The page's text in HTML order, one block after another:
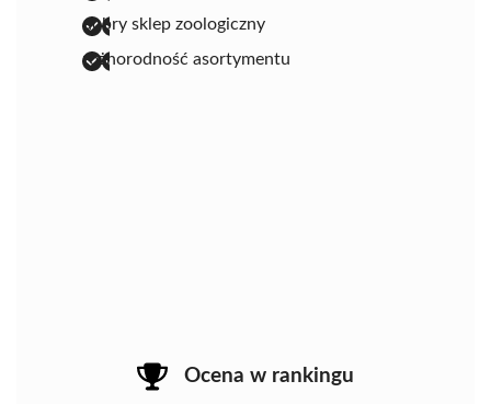
dobry sklep zoologiczny
różnorodność asortymentu
Ocena w rankingu